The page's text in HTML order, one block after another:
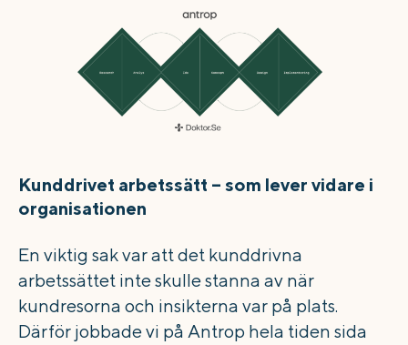
Kunddrivet arbetssätt – som lever vidare i
organisationen
En viktig sak var att det kunddrivna
arbetssättet inte skulle stanna av när
kundresorna och insikterna var på plats.
Därför jobbade vi på Antrop hela tiden sida